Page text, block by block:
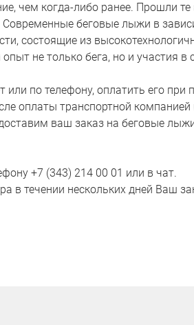
чем когда-либо ранее. Прошли
беговые лыжи в
состоящие из
не только бега, но и участия в
по телефону, оплатить его
оплаты транспортной компанией
ваш заказ на беговые
+7 (343) 214 00 01 или в чат.
в течении нескольких дней Ваш